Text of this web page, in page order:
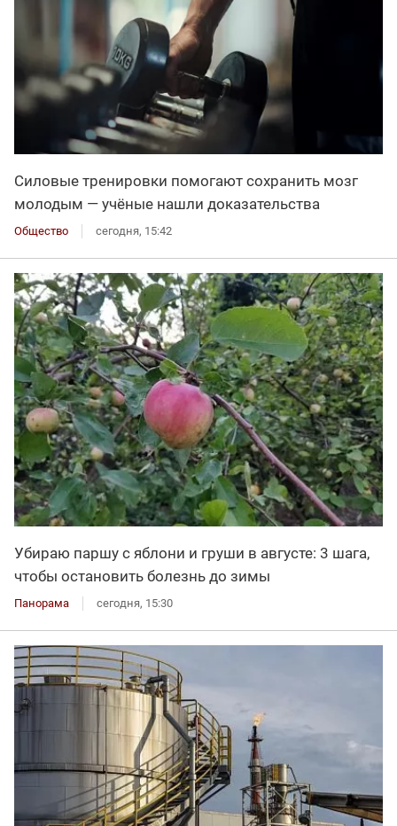
Силовые тренировки помогают сохранить мозг
молодым — учёные нашли доказательства
Общество сегодня, 15:42
Убираю паршу с яблони и груши в августе: 3 шага,
чтобы остановить болезнь до зимы
Панорама сегодня, 15:30